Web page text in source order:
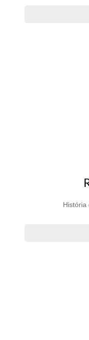
História